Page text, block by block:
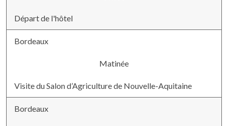
Départ de l'hôtel
Bordeaux
Matinée
Visite du Salon d’Agriculture de Nouvelle-Aquitaine
Bordeaux